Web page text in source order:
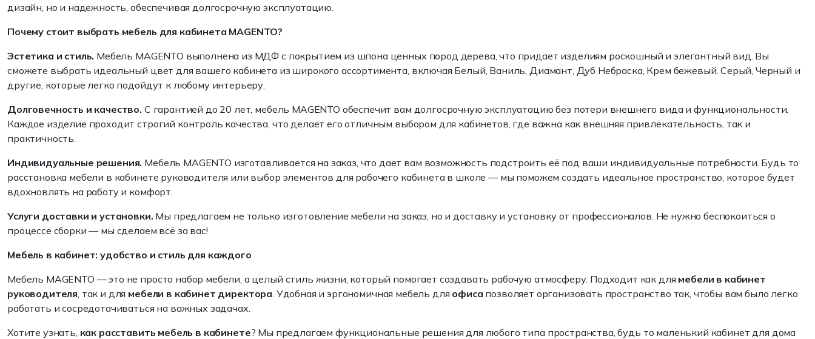
дизайн, но и надежность, обеспечивая долгосрочную эксплуатацию.
Почему стоит выбрать мебель для кабинета MAGENTO?
Эстетика и стиль. Мебель MAGENTO выполнена из МДФ с покрытием из шпона ценных пород дерева, что придает изделиям роскошный и элегантный вид. Вы
сможете выбрать идеальный цвет для вашего кабинета из широкого ассортимента, включая Белый, Ваниль, Диамант, Дуб Небраска, Крем бежевый, Серый, Черный и
другие, которые легко подойдут к любому интерьеру.
Долговечность и качество. С гарантией до 20 лет, мебель MAGENTO обеспечит вам долгосрочную эксплуатацию без потери внешнего вида и функциональности.
Каждое изделие проходит строгий контроль качества, что делает его отличным выбором для кабинетов, где важна как внешняя привлекательность, так и
практичность.
Индивидуальные решения. Мебель MAGENTO изготавливается на заказ, что дает вам возможность подстроить её под ваши индивидуальные потребности. Будь то
расстановка мебели в кабинете руководителя или выбор элементов для рабочего кабинета в школе — мы поможем создать идеальное пространство, которое будет
вдохновлять на работу и комфорт.
Услуги доставки и установки. Мы предлагаем не только изготовление мебели на заказ, но и доставку и установку от профессионалов. Не нужно беспокоиться о
процессе сборки — мы сделаем всё за вас!
Мебель в кабинет: удобство и стиль для каждого
Мебель MAGENTO — это не просто набор мебели, а целый стиль жизни, который помогает создавать рабочую атмосферу. Подходит как для мебели в кабинет
руководителя, так и для мебели в кабинет директора. Удобная и эргономичная мебель для офисапозволяет организовать пространство так, чтобы вам было легко
работать и сосредотачиваться на важных задачах.
Хотите узнать, как расставить мебель в кабинете? Мы предлагаем функциональные решения для любого типа пространства, будь то маленький кабинет для дома